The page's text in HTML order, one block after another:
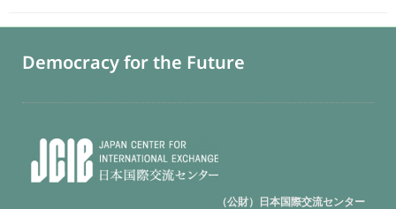
Democracy for the Future
（公財）日本国際交流センター